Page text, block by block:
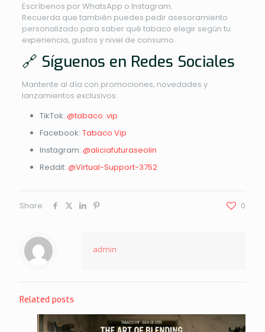
Escríbenos por WhatsApp o Instagram.
Recuerda que también puedes pedir asesoramiento
personalizado para saber qué tabaco elegir según tu
experiencia, gustos y nivel de consumo.
🔗 Síguenos en Redes Sociales
Mantente al día con promociones, novedades y
lanzamientos exclusivos:
TikTok: @tabaco..vip
Facebook: Tabaco Vip
Instagram: @aliciafuturaseolin
Reddit: @Virtual-Support-3752
Share 0
admin
Related posts